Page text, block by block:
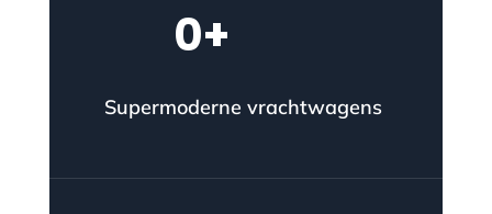
0+
Supermoderne vrachtwagens